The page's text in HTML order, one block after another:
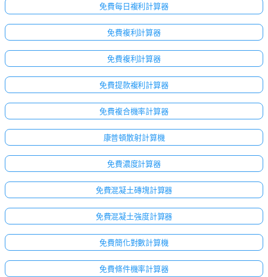
免費每日複利計算器
免費複利計算器
免費複利計算器
免費提款複利計算器
免費複合機率計算器
康普頓散射計算機
免費濃度計算器
免費混凝土磚塊計算器
免費混凝土強度計算器
免費簡化對數計算機
免費條件機率計算器